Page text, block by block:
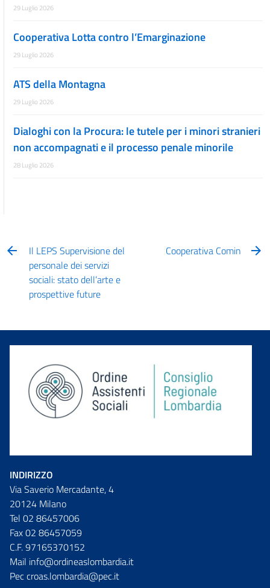
29 Luglio 2026
Cooperativa Lotta contro l’Emarginazione
29 Luglio 2026
ATS della Montagna
29 Luglio 2026
Dialoghi con la Procura: le tutele per i minori stranieri
non accompagnati e il processo penale minorile
28 Luglio 2026
Il LEPS Supervisione del
personale dei servizi
sociali: stato dell’arte e
prospettive future
Cooperativa Comin
INDIRIZZO
Via Saverio Mercadante, 4
20124 Milano
Tel 02 86457006
Fax 02 86457059
C.F. 97165370152
Mail info@ordineaslombardia.it
Pec croas.lombardia@pec.it